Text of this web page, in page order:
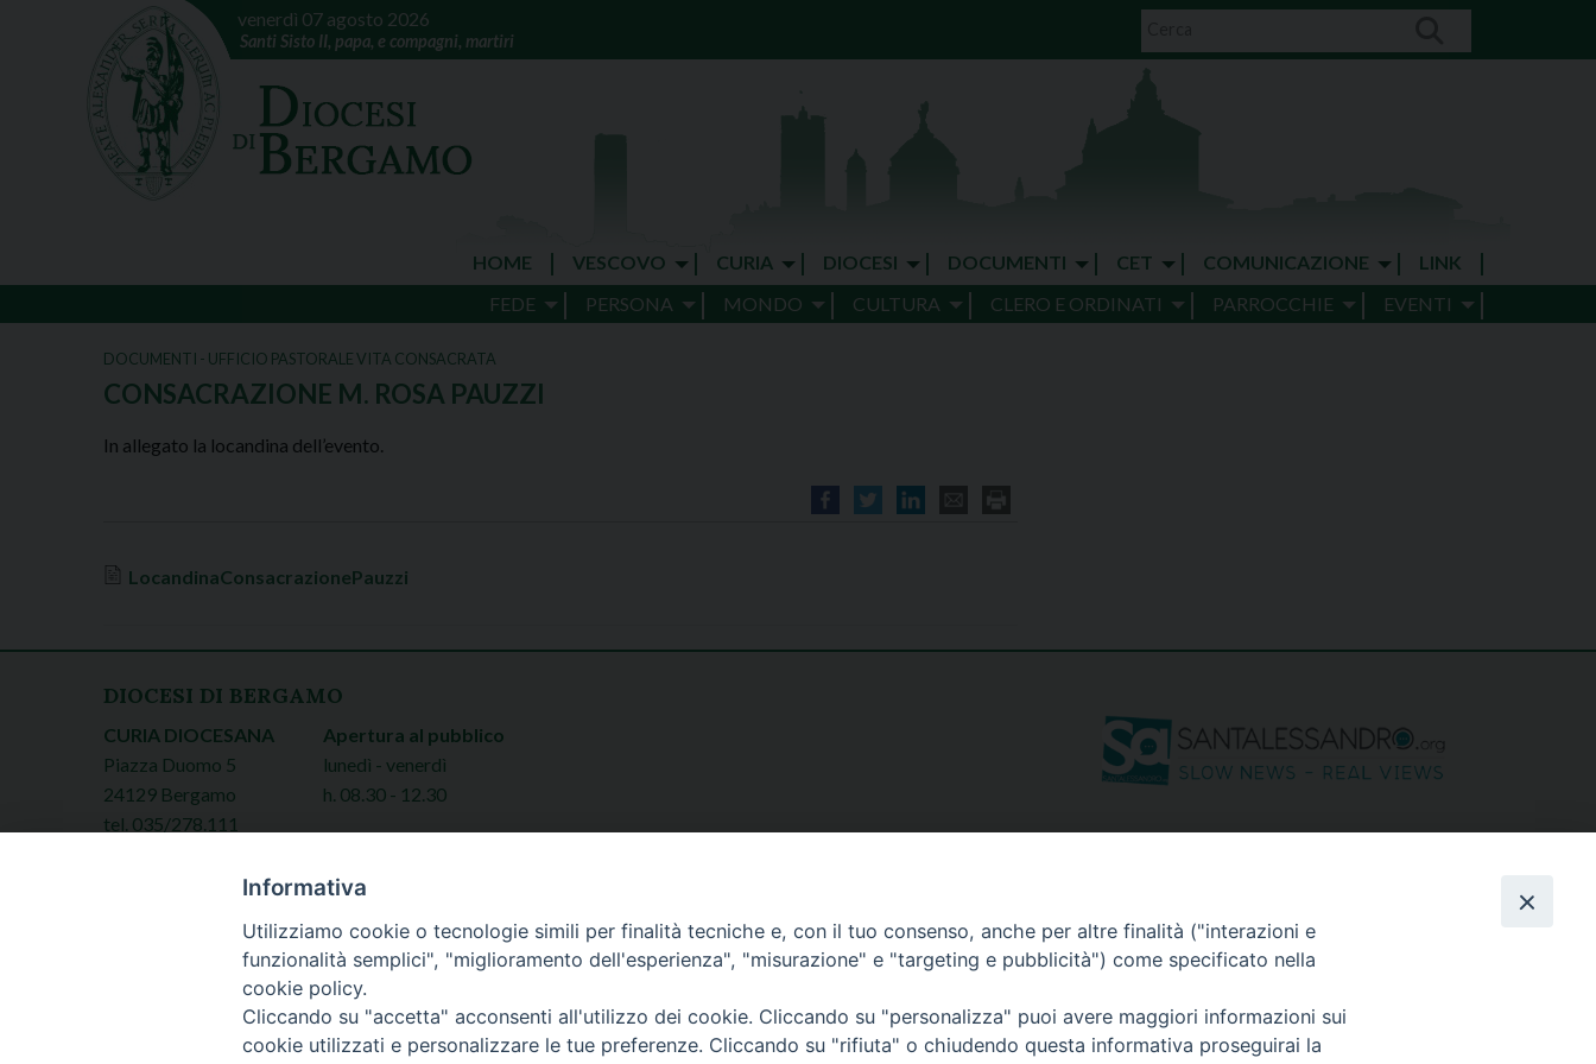
venerdì 07 agosto 2026
Santi Sisto II, papa, e compagni, martiri
HOME VESCOVO CURIA DIOCESI DOCUMENTI CET COMUNICAZIONE
LINK
FEDE
PERSONA MONDO CULTURA CLERO E ORDINATI PARROCCHIE EVENTI
DOCUMENTI - UFFICIO PASTORALE VITA CONSACRATA
CONSACRAZIONE M. ROSA PAUZZI
In allegato la locandina dell’evento.
LocandinaConsacrazionePauzzi
DIOCESI DI BERGAMO
CURIA DIOCESANA
Piazza Duomo 5
24129 Bergamo
tel. 035/278.111
Apertura al pubblico
lunedì - venerdì
h. 08.30 - 12.30
Copyright © 2026 Diocesi di Bergamo - C. F. 01072200163 - Tutti i diritti riservati. -Note legali-Privacy policy
Informativa
Utilizziamo cookie o tecnologie simili per finalità tecniche e, con il tuo consenso, anche per altre finalità ("interazioni e
funzionalità semplici", "miglioramento dell'esperienza", "misurazione" e "targeting e pubblicità") come specificato nella
cookie policy.
Cliccando su "accetta" acconsenti all'utilizzo dei cookie. Cliccando su "personalizza" puoi avere maggiori informazioni sui
cookie utilizzati e personalizzare le tue preferenze. Cliccando su "rifiuta" o chiudendo questa informativa proseguirai la